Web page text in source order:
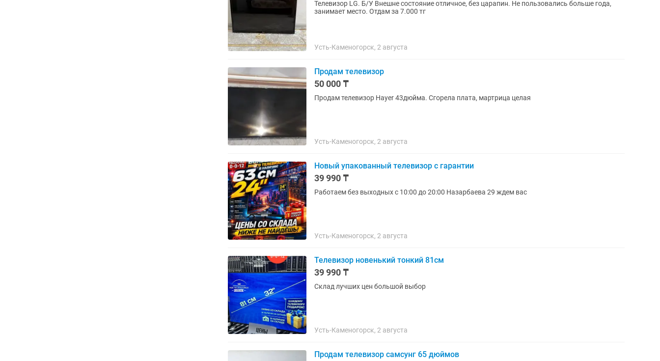
Телевизор LG. Б/У Внешне состояние отличное, без царапин. Не пользовались больше года,
занимает место. Отдам за 7.000 тг
Усть-Каменогорск, 2 августа
Продам телевизор
50 000 ₸
Продам телевизор Hayer 43дюйма. Сгорела плата, мартрица целая
Усть-Каменогорск, 2 августа
Новый упакованный телевизор с гарантии
39 990 ₸
Работаем без выходных с 10:00 до 20:00 Назарбаева 29 ждем вас
Усть-Каменогорск, 2 августа
Телевизор новенький тонкий 81см
39 990 ₸
Склад лучших цен большой выбор
Усть-Каменогорск, 2 августа
Продам телевизор самсунг 65 дюймов